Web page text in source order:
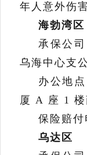
年人意外伤
海勃湾区
承保公
乌海中心支
办公地
厦 A 座 1
保险赔付
乌达区